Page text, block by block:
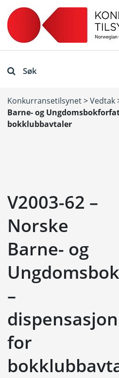
Søk
Konkurransetilsynet>Vedtak
Barne- og
bokklubbavtaler
V2003-62 –
Norske
Barne- og
–
dispensasjon
for